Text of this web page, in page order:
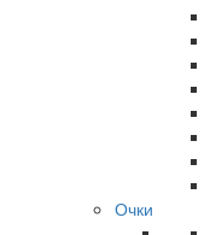
Очки